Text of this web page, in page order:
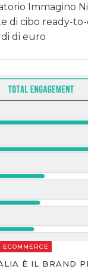
Immagino
di cibo ready-
di euro
È IL BRAND